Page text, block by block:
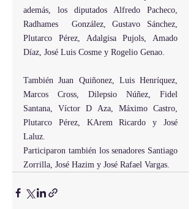
además, los diputados Alfredo Pacheco,
Radhames  González, Gustavo Sánchez,
Plutarco Pérez, Adalgisa Pujols, Amado
Díaz, José Luis Cosme y Rogelio Genao.
También Juan Quiñonez, Luis Henríquez,
Marcos Cross, Dilepsio Núñez, Fidel
Santana, Víctor D Aza, Máximo Castro,
Plutarco Pérez, KArem Ricardo y José
Laluz.
Participaron también los senadores Santiago
Zorrilla, José Hazim y José Rafael Vargas.